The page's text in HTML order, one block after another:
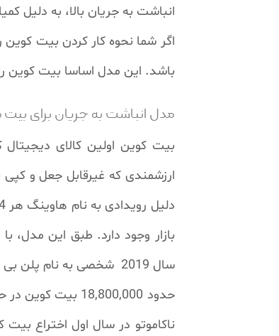
انباشت به جریان بالا، به دلیل
اگر شما نحوه کار کردن بیت
باشد. این مدل اساسا بیت کوین
مدل انباشت به جریان برای
بازار وجود دارد. طبق این
سال 2019 شخصی به نام پلن بی (Plan B) با انتشار مقاله ای مدل انباشت به جریان بیت کوین را معرفی کرد.